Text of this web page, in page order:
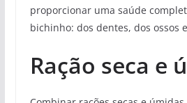
proporcionar uma saúde
bichinho: dos dentes, dos ossos
Ração seca e